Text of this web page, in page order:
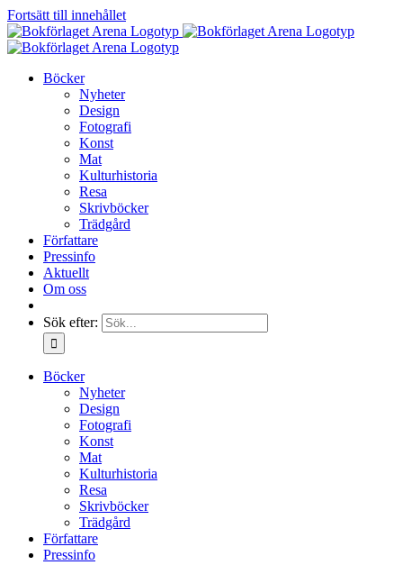
Fortsätt till innehållet
Böcker
Nyheter
Design
Fotografi
Konst
Mat
Kulturhistoria
Resa
Skrivböcker
Trädgård
Författare
Pressinfo
Aktuellt
Om oss
Sök efter:
Böcker
Nyheter
Design
Fotografi
Konst
Mat
Kulturhistoria
Resa
Skrivböcker
Trädgård
Författare
Pressinfo